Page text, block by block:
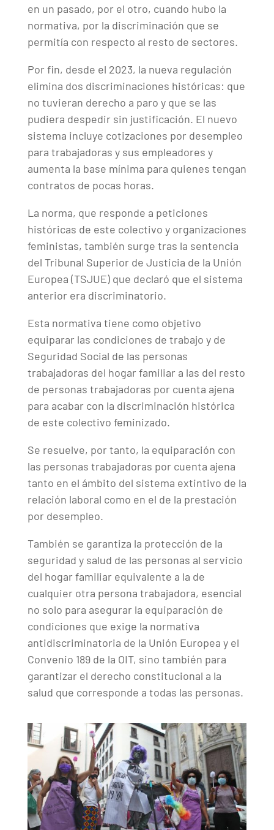
en un pasado, por el otro, cuando hubo la
normativa, por la discriminación que se
permitía con respecto al resto de sectores.
Por fin, desde el 2023, la nueva regulación
elimina dos discriminaciones históricas: que
no tuvieran derecho a paro y que se las
pudiera despedir sin justificación. El nuevo
sistema incluye cotizaciones por desempleo
para trabajadoras y sus empleadores y
aumenta la base mínima para quienes tengan
contratos de pocas horas.
La norma, que responde a peticiones
históricas de este colectivo y organizaciones
feministas, también surge tras la sentencia
del Tribunal Superior de Justicia de la Unión
Europea (TSJUE) que declaró que el sistema
anterior era discriminatorio.
Esta normativa tiene como objetivo
equiparar las condiciones de trabajo y de
Seguridad Social de las personas
trabajadoras del hogar familiar a las del resto
de personas trabajadoras por cuenta ajena
para acabar con la discriminación histórica
de este colectivo feminizado.
Se resuelve, por tanto, la equiparación con
las personas trabajadoras por cuenta ajena
tanto en el ámbito del sistema extintivo de la
relación laboral como en el de la prestación
por desempleo.
También se garantiza la protección de la
seguridad y salud de las personas al servicio
del hogar familiar equivalente a la de
cualquier otra persona trabajadora, esencial
no solo para asegurar la equiparación de
condiciones que exige la normativa
antidiscriminatoria de la Unión Europea y el
Convenio 189 de la OIT, sino también para
garantizar el derecho constitucional a la
salud que corresponde a todas las personas.